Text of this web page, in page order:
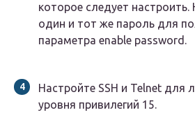
которое следует настроить.
один и тот же пароль для
параметра enable password.
Настройте SSH и Telnet для
уровня привилегий 15.